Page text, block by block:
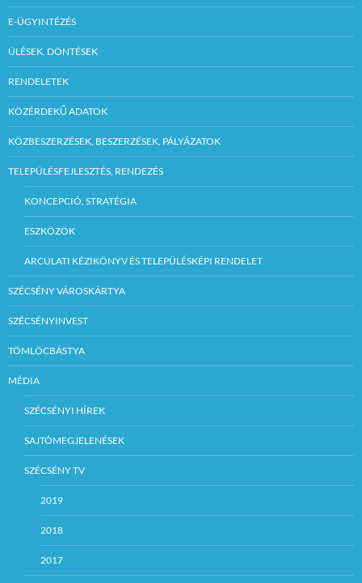
E-ÜGYINTÉZÉS
ÜLÉSEK, DÖNTÉSEK
RENDELETEK
KÖZÉRDEKŰ ADATOK
KÖZBESZERZÉSEK, BESZERZÉSEK, PÁLYÁZATOK
TELEPÜLÉSFEJLESZTÉS, RENDEZÉS
KONCEPCIÓ, STRATÉGIA
ESZKÖZÖK
ARCULATI KÉZIKÖNYV ÉS TELEPÜLÉSKÉPI RENDELET
SZÉCSÉNY VÁROSKÁRTYA
SZÉCSÉNYINVEST
TÖMLÖCBÁSTYA
MÉDIA
SZÉCSÉNYI HÍREK
SAJTÓMEGJELENÉSEK
SZÉCSÉNY TV
2019
2018
2017